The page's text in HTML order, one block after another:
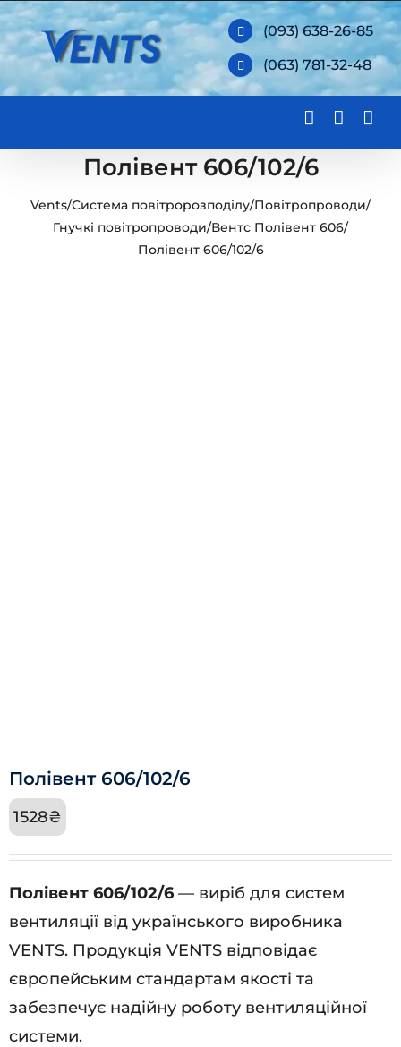
Skip
to
content
(093) 638-26-85
(063) 781-32-48
Полівент 606/102/6
Vents/Система повітророзподілу/Повітропроводи/
Гнучкі повітропроводи/Вентс Полівент 606/
Полівент 606/102/6
Полівент 606/102/6
1528₴
Полівент 606/102/6 — виріб для систем
вентиляції від українського виробника
VENTS. Продукція VENTS відповідає
європейським стандартам якості та
забезпечує надійну роботу вентиляційної
системи.